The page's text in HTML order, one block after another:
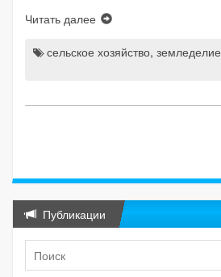
Читать далее
сельское хозяйство, земледелие
Публикации